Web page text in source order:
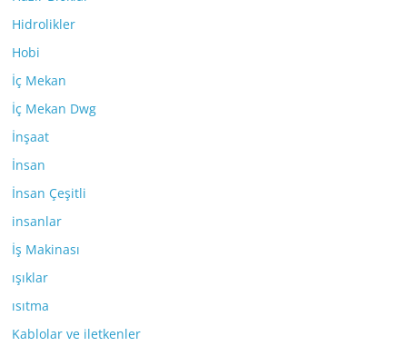
Hidrolikler
Hobi
İç Mekan
İç Mekan Dwg
İnşaat
İnsan
İnsan Çeşitli
insanlar
İş Makinası
ışıklar
ısıtma
Kablolar ve iletkenler